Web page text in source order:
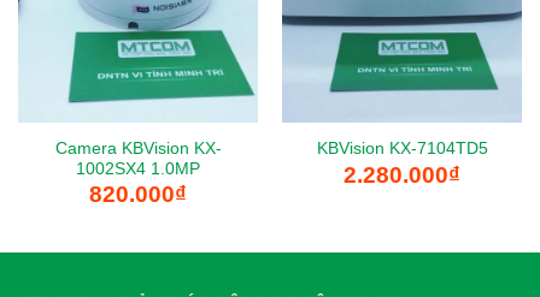
Camera KBVision KX-
1002SX4 1.0MP
820.000₫
KBVision KX-7104TD5
2.280.000₫